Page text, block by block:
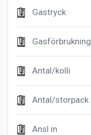
Gastryck
Gasförbrukning
Antal/kolli
Antal/storpack
Ansl in